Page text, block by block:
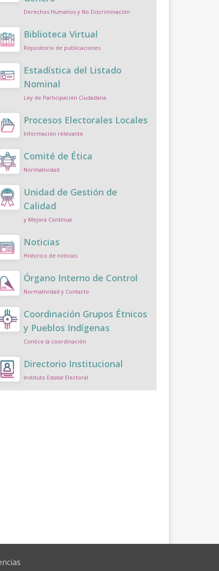
Derechos Humanos y No Discriminación
Biblioteca Virtual
Repositorio de publicaciones
Estadística del Listado
Nominal
Ley de Participación Ciudadana
Procesos Electorales Locales
Información relevante
Comité de Ética
Normatividad
Unidad de Gestión de
Calidad
y Mejora Continua
Noticias
Historico de noticias
Órgano Interno de Control
Normatividad y Contacto
Coordinación Grupos Étnicos
y Pueblos Indígenas
Conóce la coordinación
Directorio Institucional
Instituto Estatal Electoral